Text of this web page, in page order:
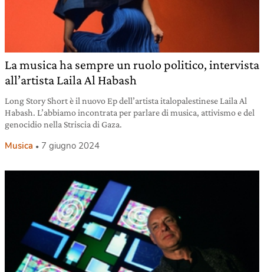
La musica ha sempre un ruolo politico, intervista
all’artista Laila Al Habash
Long Story Short è il nuovo Ep dell’artista italopalestinese Laila Al
Habash. L’abbiamo incontrata per parlare di musica, attivismo e del
genocidio nella Striscia di Gaza.
Musica 7 giugno 2024